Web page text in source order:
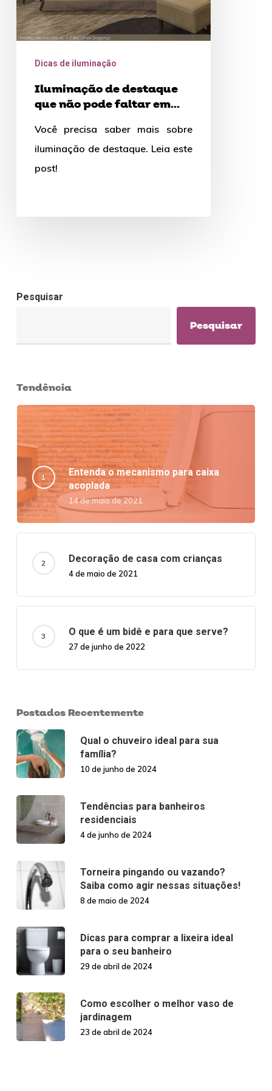
em
uma
casaDicas de iluminação
Iluminação de destaque
que não pode faltar em
Você precisa saber mais sobre
iluminação de destaque. Leia este
post!
Pesquisar
Pesquisar
Tendência
Entenda o mecanismo para caixa
acoplada
14 de maio de 2021
Decoração de casa com crianças
4 de maio de 2021
O que é um bidê e para que serve?
27 de junho de 2022
Postados Recentemente
Qual o chuveiro ideal para sua
família?
10 de junho de 2024
Tendências para banheiros
residenciais
4 de junho de 2024
Torneira pingando ou vazando?
Saiba como agir nessas situações!
8 de maio de 2024
Dicas para comprar a lixeira ideal
para o seu banheiro
29 de abril de 2024
Como escolher o melhor vaso de
jardinagem
23 de abril de 2024